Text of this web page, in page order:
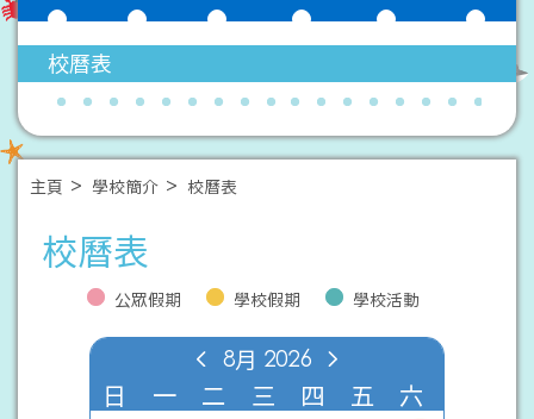
校曆表
主頁 學校簡介 校曆表
校曆表
公眾假期 學校假期 學校活動
8月 2026
日 一 二 三 四 五 六